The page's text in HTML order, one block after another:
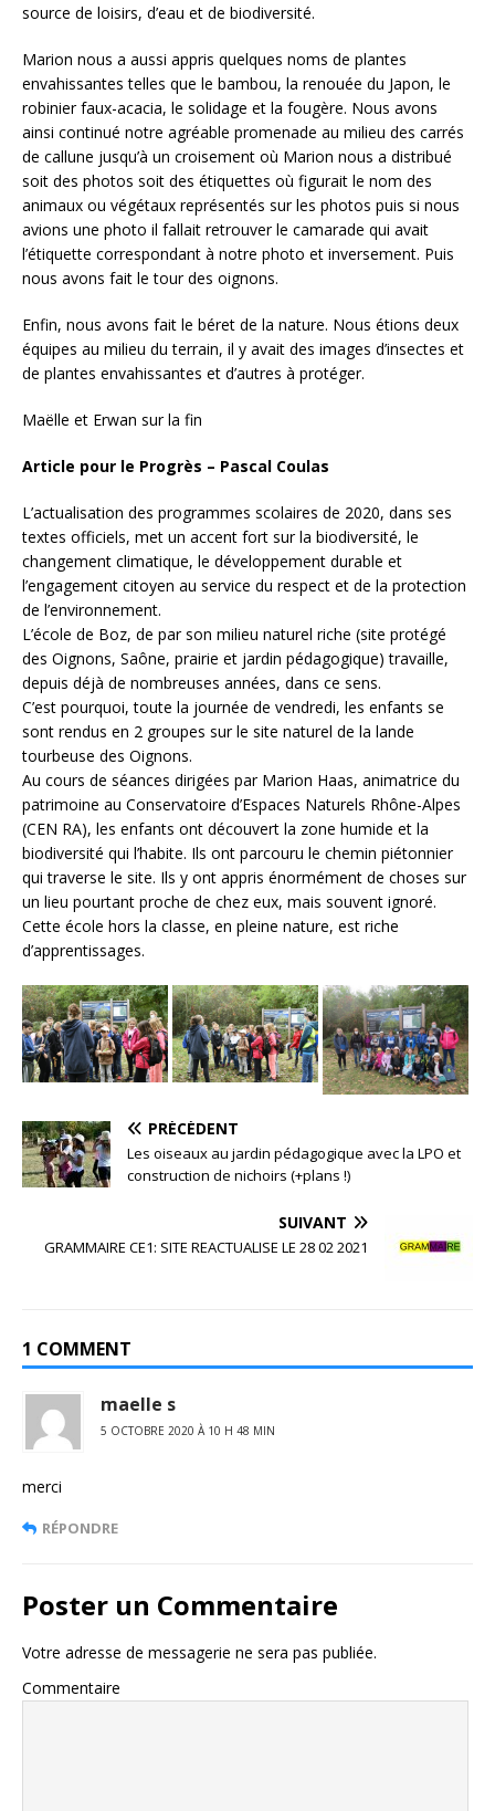
source de loisirs, d’eau et de biodiversité.
Marion nous a aussi appris quelques noms de plantes
envahissantes telles que le bambou, la renouée du Japon, le
robinier faux-acacia, le solidage et la fougère. Nous avons
ainsi continué notre agréable promenade au milieu des carrés
de callune jusqu’à un croisement où Marion nous a distribué
soit des photos soit des étiquettes où figurait le nom des
animaux ou végétaux représentés sur les photos puis si nous
avions une photo il fallait retrouver le camarade qui avait
l’étiquette correspondant à notre photo et inversement. Puis
nous avons fait le tour des oignons.
Enfin, nous avons fait le béret de la nature. Nous étions deux
équipes au milieu du terrain, il y avait des images d’insectes et
de plantes envahissantes et d’autres à protéger.
Maëlle et Erwan sur la fin
Article pour le Progrès – Pascal Coulas
L’actualisation des programmes scolaires de 2020, dans ses
textes officiels, met un accent fort sur la biodiversité, le
changement climatique, le développement durable et
l’engagement citoyen au service du respect et de la protection
de l’environnement.
L’école de Boz, de par son milieu naturel riche (site protégé
des Oignons, Saône, prairie et jardin pédagogique) travaille,
depuis déjà de nombreuses années, dans ce sens.
C’est pourquoi, toute la journée de vendredi, les enfants se
sont rendus en 2 groupes sur le site naturel de la lande
tourbeuse des Oignons.
Au cours de séances dirigées par Marion Haas, animatrice du
patrimoine au Conservatoire d’Espaces Naturels Rhône-Alpes
(CEN RA), les enfants ont découvert la zone humide et la
biodiversité qui l’habite. Ils ont parcouru le chemin piétonnier
qui traverse le site. Ils y ont appris énormément de choses sur
un lieu pourtant proche de chez eux, mais souvent ignoré.
Cette école hors la classe, en pleine nature, est riche
d’apprentissages.
PRÉCÉDENT
Les oiseaux au jardin pédagogique avec la LPO et
construction de nichoirs (+plans !)
SUIVANT
GRAMMAIRE CE1: SITE REACTUALISE LE 28 02 2021
1 COMMENT
maelle s
5 OCTOBRE 2020 À 10 H 48 MIN
merci
RÉPONDRE
Poster un Commentaire
Votre adresse de messagerie ne sera pas publiée.
Commentaire